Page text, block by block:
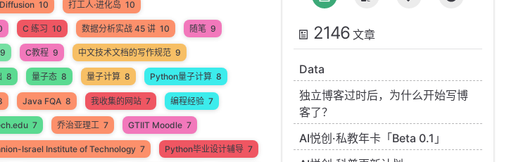
10 打工人·进化岛 10
C 练习 10 数据分析实战 45 讲 10 随笔 9
9 C教程 9 中文技术文档的写作规范 9
8 量子态 8 量子计算 8 Python量子计算 8
Java FQA 8 我收集的网站 7 编程经验 7
7 乔治亚理工 7 GTIIT Moodle 7
Israel Institute of Technology 7 Python毕业设计辅导 7
2146 文章
Data
独立博客过时后，为什么开始写博
客了？
AI悦创·私教年卡「Beta 0.1」